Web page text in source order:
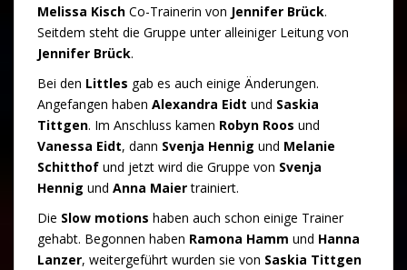
Melissa Kisch Co-Trainerin von Jennifer Brück.
Seitdem steht die Gruppe unter alleiniger Leitung von
Jennifer Brück.
Bei den Littles gab es auch einige Änderungen.
Angefangen haben Alexandra Eidt und Saskia
Tittgen. Im Anschluss kamen Robyn Roos und
Vanessa Eidt, dann Svenja Hennig und Melanie
Schitthof und jetzt wird die Gruppe von Svenja
Hennig und Anna Maiertrainiert.
Die Slow motions haben auch schon einige Trainer
gehabt. Begonnen haben Ramona Hamm und Hanna
Lanzer, weitergeführt wurden sie von Saskia Tittgen